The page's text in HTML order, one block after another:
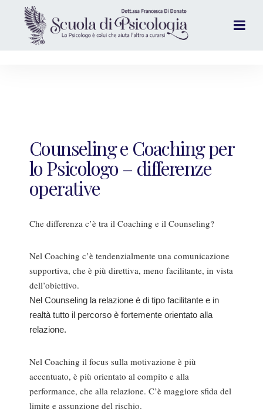
Counseling e Coaching per
lo Psicologo – differenze
operative
Che differenza c’è tra il Coaching e il Counseling?
Nel Coaching c’è tendenzialmente una comunicazione
supportiva, che è più direttiva, meno facilitante, in vista
dell’obiettivo.
Nel Counseling la relazione è di tipo facilitante e in
realtà tutto il percorso è fortemente orientato alla
relazione.
Nel Coaching il focus sulla motivazione è più
accentuato, è più orientato al compito e alla
performance, che alla relazione. C’è maggiore sfida del
limite e assunzione del rischio.